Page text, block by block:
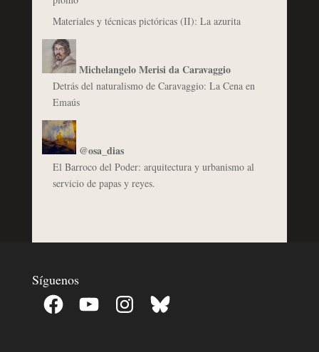
Materiales y técnicas pictóricas (II): La azurita
Michelangelo Merisi da Caravaggio
Detrás del naturalismo de Caravaggio: La Cena en
Emaús
@osa_dias
El Barroco del Poder: arquitectura y urbanismo al
servicio de papas y reyes.
Síguenos
Facebook YouTube InstagramBluesky